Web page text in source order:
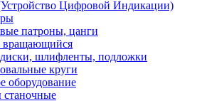
Цифровой Индикации)
патроны, цанги
вращающийся
шлифленты, подложки
круги
оборудование